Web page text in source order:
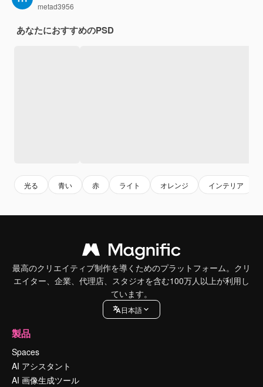
metad3956
あなたにおすすめのPSD
光る 青い 赤 ライト オレンジ インテリア
最高のクリエイティブ制作を導くためのプラットフォーム。クリ
エイター、企業、代理店、スタジオを含む100万人以上が利用し
ています。
日本語
製品
Spaces
AI アシスタント
AI 画像生成ツール